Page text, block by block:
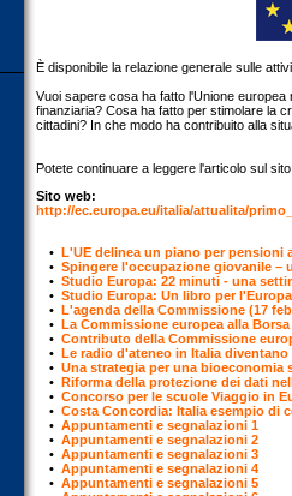
È disponibile la relazione generale sulle
Vuoi sapere cosa ha fatto l'Unione
finanziaria? Cosa ha fatto per stimolare la
cittadini? In che modo ha contribuito alla
Potete continuare a leggere l'articolo sul
Sito web:
http://ec.europa.eu/italia/attualita/
• L'UE delinea un piano per pensioni
• Spingere l'occupazione giovanile –
• Studio Europa: 22 minuti - una
• Studio Europa: Un libro per l'Europa
• L'agenda della Commissione (17
• La Commissione europea alla
• Contributo della Commissione
• Le radio d'ateneo in Italia
• Una strategia per una bioeconomia
• Riforma della protezione dei dati
• Concorso per le scuole Viaggio in
• Costa Concordia: Italia esempio di
• Appuntamenti e segnalazioni 1
• Appuntamenti e segnalazioni 2
• Appuntamenti e segnalazioni 3
• Appuntamenti e segnalazioni 4
• Appuntamenti e segnalazioni 5